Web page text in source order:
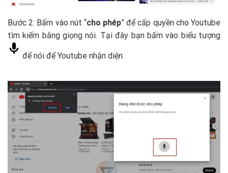
Bước 2: Bấm vào nút “cho phép” để cấp quyền cho Youtube
tìm kiếm bằng giọng nói. Tại đây bạn bấm vào biểu tượng
để nói để Youtube nhận diện.